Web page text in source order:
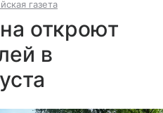
газета
откроют
в